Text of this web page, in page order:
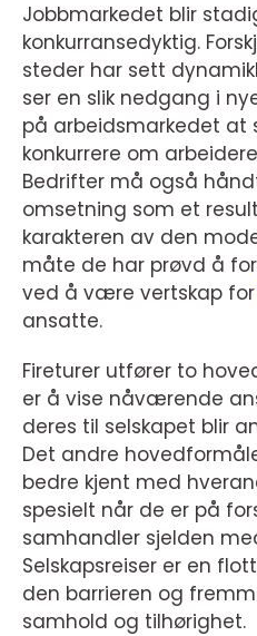
Jobbmarkedet blir
konkurransedyktig.
steder har sett
ser en slik nedgang i
på arbeidsmarkedet at
konkurrere om
Bedrifter må også
omsetning som et
karakteren av den
måte de har prøvd å
ved å være vertskap for
ansatte.
Fireturer utfører to
er å vise nåværende
deres til selskapet blir
Det andre
bedre kjent med
spesielt når de er på
samhandler sjelden
Selskapsreiser er en
den barrieren og
samhold og tilhørighet.